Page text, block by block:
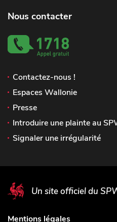
Nous contacter
Contactez-nous !
Espaces Wallonie
Presse
Introduire une plainte au
Signaler une irrégularité
Un site officiel du
Mentions légales